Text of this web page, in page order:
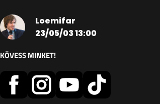
Loemifar
23/05/03 13:00
KÖVESS MINKET!